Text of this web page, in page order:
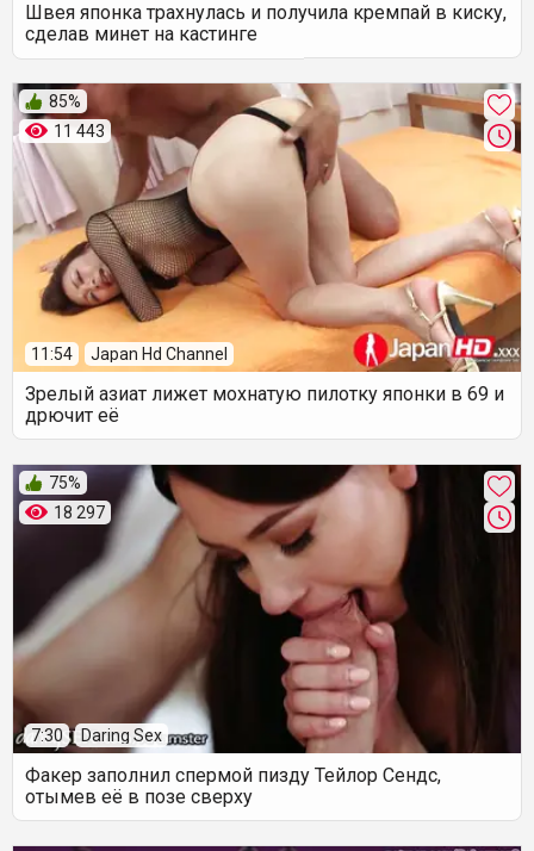
Швея японка трахнулась и получила кремпай в киску,
сделав минет на кастинге
11 443
85%
11:54 Japan Hd Channel
Зрелый азиат лижет мохнатую пилотку японки в 69 и
дрючит её
18 297
75%
7:30 Daring Sex
Факер заполнил спермой пизду Тейлор Сендс,
отымев её в позе сверху